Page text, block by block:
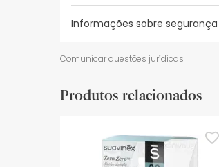
Informações sobre
Recursos de segurança visual
De momento, não dispomos
sobre segurança, não
Comunicar questões jurídicas
Produtos relacionados